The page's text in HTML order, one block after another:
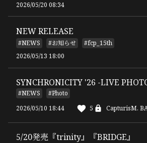
2026/05/20 08:34
NEW RELEASE
#NEWS #お知らせ
#fcp_15th
2026/05/13 18:00
SYNCHRONICITY '26 -LIVE
#NEWS
#Photo
2026/05/10 18:44
5 CapturisM.
5/20発売『trinity』『BRIDGE』